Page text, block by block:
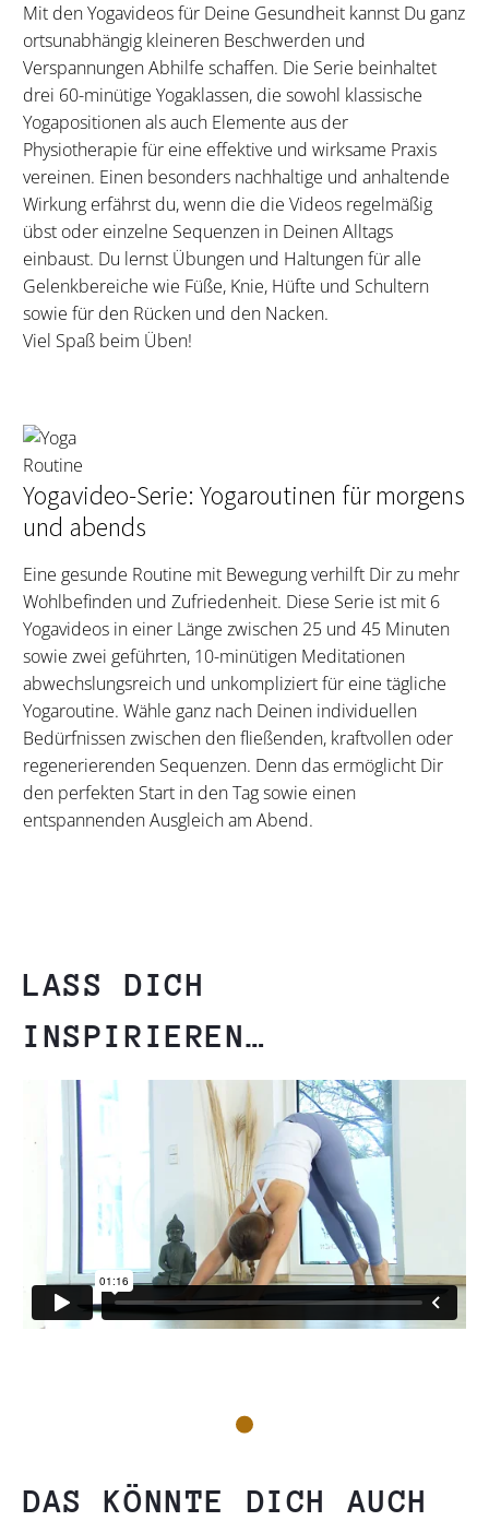
Mit den Yogavideos für Deine Gesundheit kannst Du ganz
ortsunabhängig kleineren Beschwerden und
Verspannungen Abhilfe schaffen. Die Serie beinhaltet
drei 60-minütige Yogaklassen, die sowohl klassische
Yogapositionen als auch Elemente aus der
Physiotherapie für eine effektive und wirksame Praxis
vereinen. Einen besonders nachhaltige und anhaltende
Wirkung erfährst du, wenn die die Videos regelmäßig
übst oder einzelne Sequenzen in Deinen Alltags
einbaust. Du lernst Übungen und Haltungen für alle
Gelenkbereiche wie Füße, Knie, Hüfte und Schultern
sowie für den Rücken und den Nacken.
Viel Spaß beim Üben!
Yogavideo-Serie: Yogaroutinen für morgens
und abends
Eine gesunde Routine mit Bewegung verhilft Dir zu mehr
Wohlbefinden und Zufriedenheit. Diese Serie ist mit 6
Yogavideos in einer Länge zwischen 25 und 45 Minuten
sowie zwei geführten, 10-minütigen Meditationen
abwechslungsreich und unkompliziert für eine tägliche
Yogaroutine. Wähle ganz nach Deinen individuellen
Bedürfnissen zwischen den fließenden, kraftvollen oder
regenerierenden Sequenzen. Denn das ermöglicht Dir
den perfekten Start in den Tag sowie einen
entspannenden Ausgleich am Abend.
LASS DICH
INSPIRIEREN…
DAS KÖNNTE DICH AUCH